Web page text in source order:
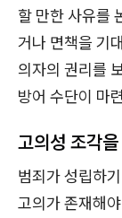
할 만한 사유를
거나 면책을 기
의자의 권리를
방어 수단이 마
고의성 조각
범죄가 성립하
고의가 존재해